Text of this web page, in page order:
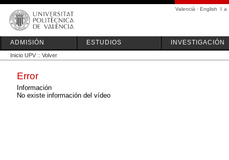
Valencià · English I a
ADMISIÓN ESTUDIOS INVESTIGACIÓN
Inicio UPV :: Volver
Error
Información
No existe información del vídeo